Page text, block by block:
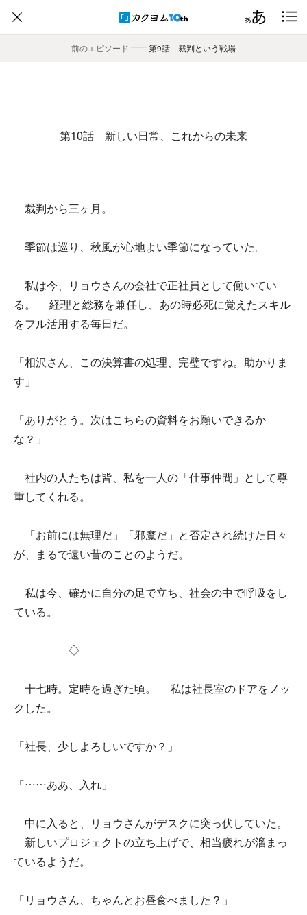
前のエピソード
―― 第9話 裁判という戦場
第10話 新しい日常、これからの未来
裁判から三ヶ月。
季節は巡り、秋風が心地よい季節になっていた。
私は今、リョウさんの会社で正社員として働いてい
る。 経理と総務を兼任し、あの時必死に覚えたスキル
をフル活用する毎日だ。
「相沢さん、この決算書の処理、完璧ですね。助かりま
す」
「ありがとう。次はこちらの資料をお願いできるか
な？」
社内の人たちは皆、私を一人の「仕事仲間」として尊
重してくれる。
「お前には無理だ」「邪魔だ」と否定され続けた日々
が、まるで遠い昔のことのようだ。
私は今、確かに自分の足で立ち、社会の中で呼吸をし
ている。
◇
十七時。定時を過ぎた頃。 私は社長室のドアをノッ
クした。
「社長、少しよろしいですか？」
「……ああ、入れ」
中に入ると、リョウさんがデスクに突っ伏していた。
新しいプロジェクトの立ち上げで、相当疲れが溜まっ
ているようだ。
「リョウさん、ちゃんとお昼食べました？」